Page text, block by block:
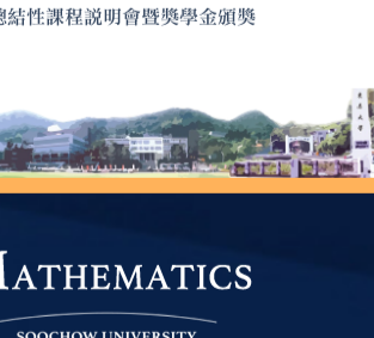
結性課程說明會暨獎學金頒獎